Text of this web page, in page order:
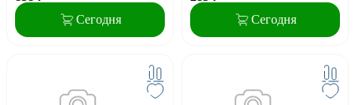
Сегодня Сегодня